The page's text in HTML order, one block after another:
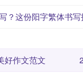
好作文范文